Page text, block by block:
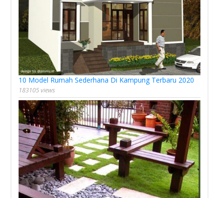
10 Model Rumah Sederhana Di Kampung Terbaru 2020
183105 views